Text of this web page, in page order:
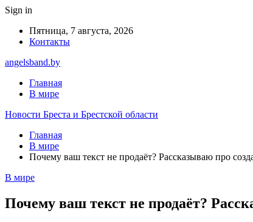
Sign in
Пятница, 7 августа, 2026
Контакты
angelsband.by
Главная
В мире
Новости Бреста и Брестской области
Главная
В мире
Почему ваш текст не продаёт? Рассказываю про
В мире
Почему ваш текст не продаёт?